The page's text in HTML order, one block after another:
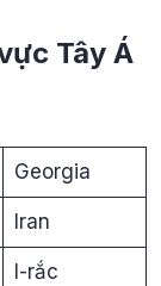
Tây Á
Georgia
Iran
I-rắc